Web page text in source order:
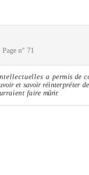
n° 71
apermis de
et savoir réinterpréter
faire mûrir.